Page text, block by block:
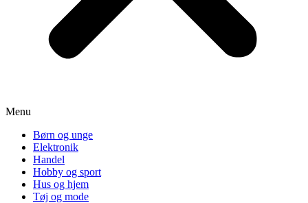
Menu
Børn og unge
Elektronik
Handel
Hobby og sport
Hus og hjem
Tøj og mode